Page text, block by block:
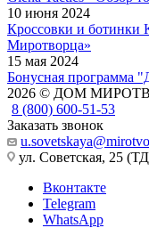
10 июня 2024
Кроссовки и ботинки
Миротворца»
15 мая 2024
Бонусная программа
2026 © ДОМ
8 (800) 600-51-53
Заказать звонок
ул. Советская, 25
Вконтакте
Telegram
WhatsApp